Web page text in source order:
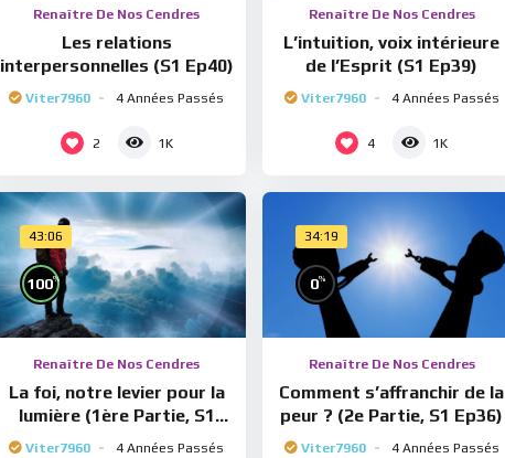
Renaître De Nos Cendres
Les relations
interpersonnelles (S1 Ep40)
Viter7960 4 Années Passés
2 1K
Renaître De Nos Cendres
L’intuition, voix intérieure
de l’Esprit (S1 Ep39)
Viter7960 4 Années Passés
4 1K
43:06
100%
Renaître De Nos Cendres
La foi, notre levier pour la
lumière (1ère Partie, S1
Ep37)
Viter7960 4 Années Passés
34:19
0%
Renaître De Nos Cendres
Comment s’affranchir de la
peur ? (2e Partie, S1 Ep36)
Viter7960 4 Années Passés